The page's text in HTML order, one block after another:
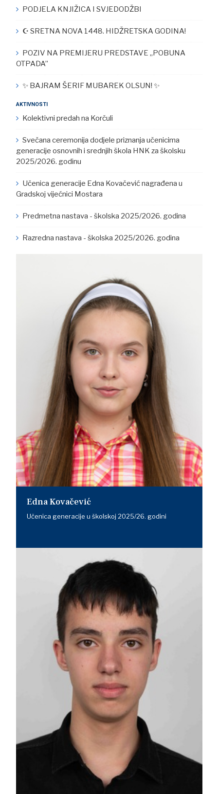
PODJELA KNJIŽICA I SVJEDODŽBI
☪︎ SRETNA NOVA 1448. HIDŽRETSKA GODINA!
POZIV NA PREMIJERU PREDSTAVE „POBUNA
OTPADA”
✨ BAJRAM ŠERIF MUBAREK OLSUN! ✨
AKTIVNOSTI
Kolektivni predah na Korčuli
Svečana ceremonija dodjele priznanja učenicima
generacije osnovnih i srednjih škola HNK za školsku
2025/2026. godinu
Učenica generacije Edna Kovačević nagrađena u
Gradskoj vijećnici Mostara
Predmetna nastava - školska 2025/2026. godina
Razredna nastava - školska 2025/2026. godina
Edna Kovačević
Učenica generacije u školskoj 2025/26. godini